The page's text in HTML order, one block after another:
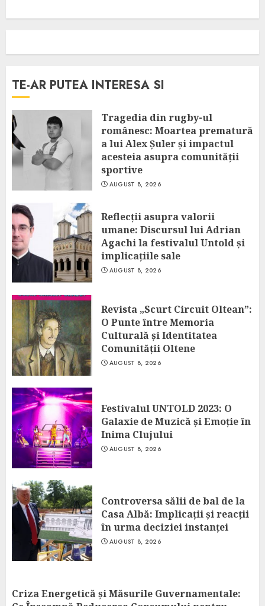
TE-AR PUTEA INTERESA SI
Tragedia din rugby-ul
românesc: Moartea prematură
a lui Alex Șuler și impactul
acesteia asupra comunității
sportive
AUGUST 8, 2026
Reflecții asupra valorii
umane: Discursul lui Adrian
Agachi la festivalul Untold și
implicațiile sale
AUGUST 8, 2026
Revista „Scurt Circuit Oltean”:
O Punte între Memoria
Culturală și Identitatea
Comunității Oltene
AUGUST 8, 2026
Festivalul UNTOLD 2023: O
Galaxie de Muzică și Emoție în
Inima Clujului
AUGUST 8, 2026
Controversa sălii de bal de la
Casa Albă: Implicații și reacții
în urma deciziei instanței
AUGUST 8, 2026
Criza Energetică și Măsurile Guvernamentale: